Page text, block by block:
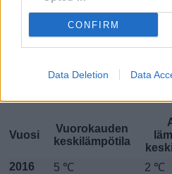
CONFIRM
Data Deletion Data
Maaliskuun
Dortmundissa 5
tarkastelujaksolla
Mikä on Dortmundin
Vuosi
Vuorokauden
keskilämpötila
2016
5 ℃ 2 ℃